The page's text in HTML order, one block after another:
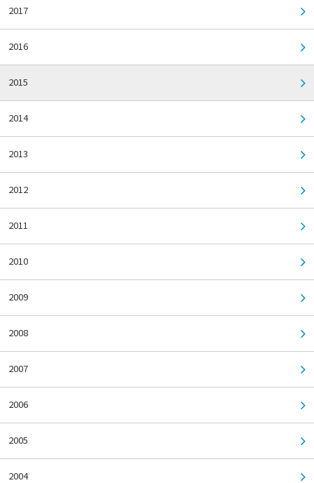
2017
2016
2015
2014
2013
2012
2011
2010
2009
2008
2007
2006
2005
2004